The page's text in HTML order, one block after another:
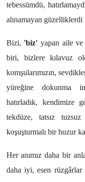
tebessümdü,
alınamayan güzelliklerdi
Bizi, 'biz' yapan aile ve
biri, bizlere kılavuz
komşularımızın,
yüreğine dokunma
hatırladık, kendimize
tekdüze, tatsız
koşuşturmalı bir huzur
Her anımız daha bir
daha iyi, esen rüzgârlar